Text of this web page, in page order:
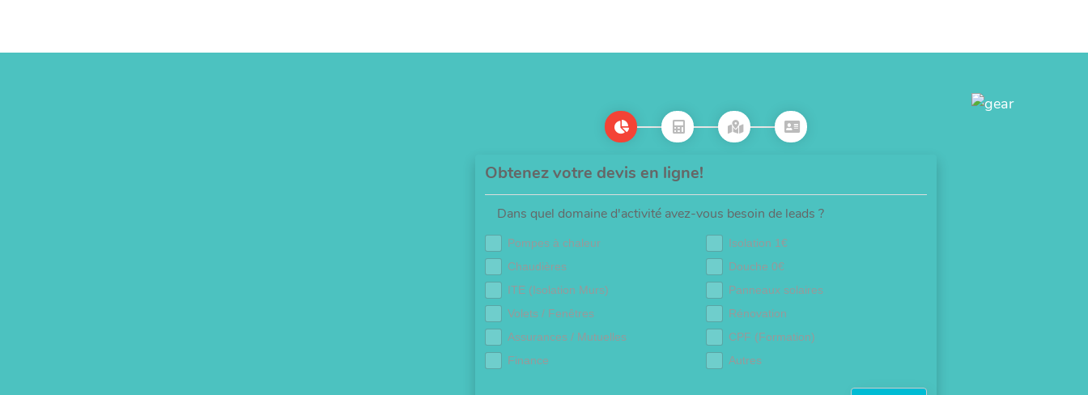
Obtenez votre devis en ligne!
Dans quel domaine d'activité avez-vous besoin de leads ?
Pompes à chaleur
Isolation 1€
Chaudières
Douche 0€
ITE (Isolation Murs)
Panneaux solaires
Volets / Fenêtres
Rénovation
Assurances / Mutuelles
CPF (Formation)
Finance
Autres